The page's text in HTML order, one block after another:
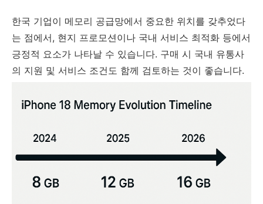
한국 기업이 메모리 공급망에서 중요한 위치를 갖추었다
는 점에서, 현지 프로모션이나 국내 서비스 최적화 등에서
긍정적 요소가 나타날 수 있습니다. 구매 시 국내 유통사
의 지원 및 서비스 조건도 함께 검토하는 것이 좋습니다.